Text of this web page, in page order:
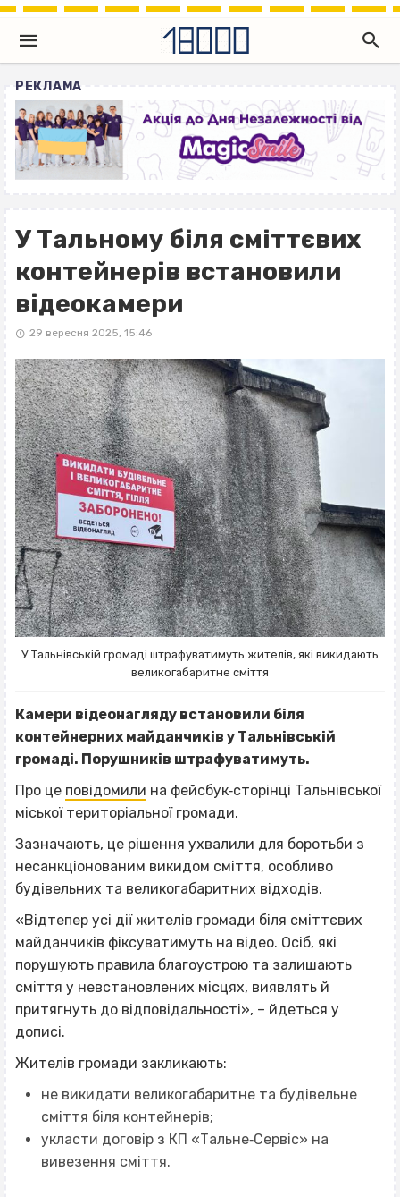
РЕКЛАМА
У Тальному біля сміттєвих
контейнерів встановили
відеокамери
29 вересня 2025, 15:46
У Тальнівській громаді штрафуватимуть жителів, які викидають
великогабаритне сміття
Камери відеонагляду встановили біля
контейнерних майданчиків у Тальнівській
громаді. Порушників штрафуватимуть.
Про це повідомили на фейсбук‐сторінці Тальнівської
міської територіальної громади.
Зазначають, це рішення ухвалили для боротьби з
несанкціонованим викидом сміття, особливо
будівельних та великогабаритних відходів.
«Відтепер усі дії жителів громади біля сміттєвих
майданчиків фіксуватимуть на відео. Осіб, які
порушують правила благоустрою та залишають
сміття у невстановлених місцях, виявлять й
притягнуть до відповідальності», – йдеться у
дописі.
Жителів громади закликають:
не викидати великогабаритне та будівельне
сміття біля контейнерів;
укласти договір з КП «Тальне‐Сервіс» на
вивезення сміття.